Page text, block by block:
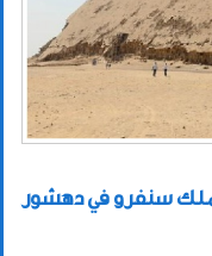
سنفرو في دهشور